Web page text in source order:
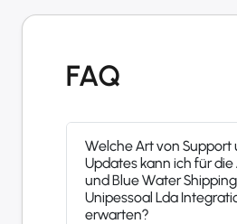
FAQ
Welche Art von Support
Updates kann ich für
und Blue Water Shipping
Unipessoal Lda Integration
erwarten?